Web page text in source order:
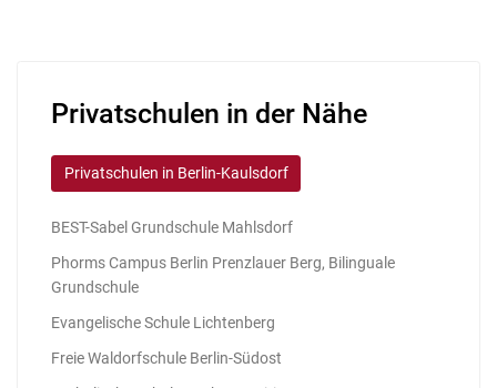
Privatschulen in der Nähe
Privatschulen in Berlin-Kaulsdorf
BEST-Sabel Grundschule Mahlsdorf
Phorms Campus Berlin Prenzlauer Berg, Bilinguale
Grundschule
Evangelische Schule Lichtenberg
Freie Waldorfschule Berlin-Südost